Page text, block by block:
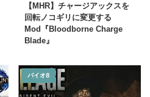
【MHR】チャージアックスを
回転ノコギリに変更する
Mod『Bloodborne Charge
Blade』
バイオ8